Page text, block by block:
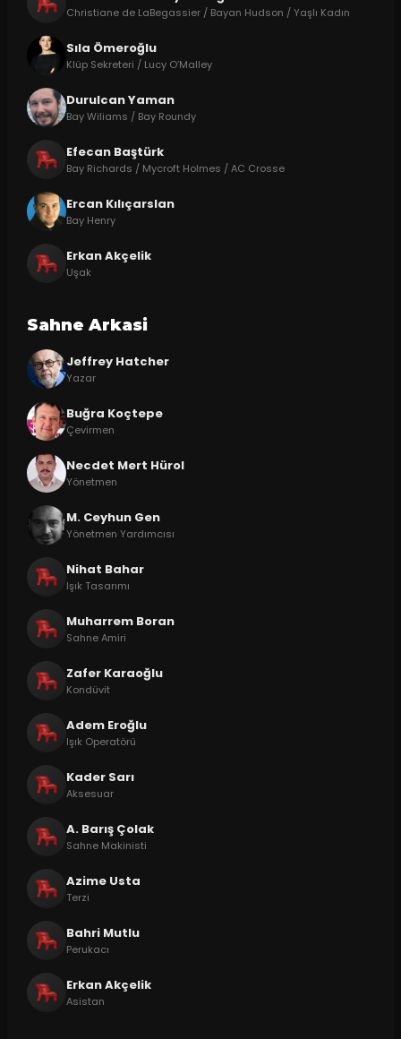
Christiane de LaBegassier / Bayan Hudson / Yaşlı Kadın
Sıla Ömeroğlu
Klüp Sekreteri / Lucy O’Malley
Durulcan Yaman
Bay Wiliams / Bay Roundy
Efecan Baştürk
Bay Richards / Mycroft Holmes / AC Crosse
Ercan Kılıçarslan
Bay Henry
Erkan Akçelik
Uşak
Sahne Arkasi
Jeffrey Hatcher
Yazar
Buğra Koçtepe
Çevirmen
Necdet Mert Hürol
Yönetmen
M. Ceyhun Gen
Yönetmen Yardımcısı
Nihat Bahar
Işık Tasarımı
Muharrem Boran
Sahne Amiri
Zafer Karaoğlu
Kondüvit
Adem Eroğlu
Işık Operatörü
Kader Sarı
Aksesuar
A. Barış Çolak
Sahne Makinisti
Azime Usta
Terzi
Bahri Mutlu
Perukacı
Erkan Akçelik
Asistan